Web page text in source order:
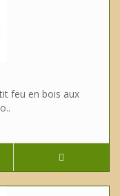
feu en bois aux